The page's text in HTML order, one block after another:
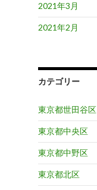
2021年3月
2021年2月
カテゴリー
東京都世田谷区
東京都中央区
東京都中野区
東京都北区